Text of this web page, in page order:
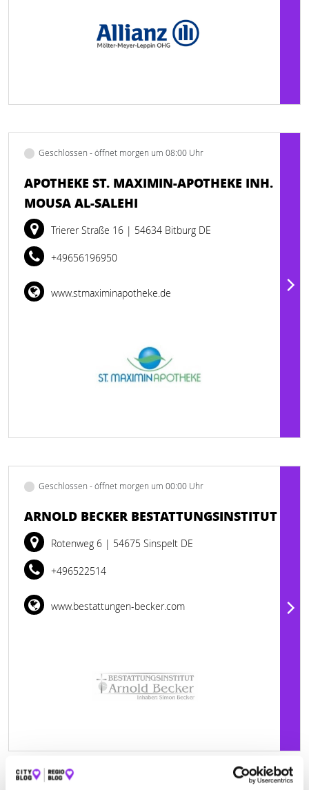
Geschlossen - öffnet morgen um 08:00 Uhr
APOTHEKE ST. MAXIMIN-APOTHEKE INH.
MOUSA AL-SALEHI
Trierer Straße 16 | 54634 Bitburg DE
+49656196950
www.stmaximinapotheke.de
Geschlossen - öffnet morgen um 00:00 Uhr
ARNOLD BECKER BESTATTUNGSINSTITUT
Rotenweg 6 | 54675 Sinspelt DE
+496522514
www.bestattungen-becker.com